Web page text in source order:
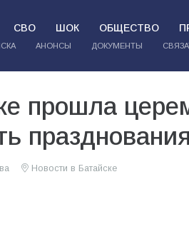
СВО ШОК ОБЩЕСТВО
АНОНСЫ ДОКУМЕНТЫ
прошла
Новости в Батайске